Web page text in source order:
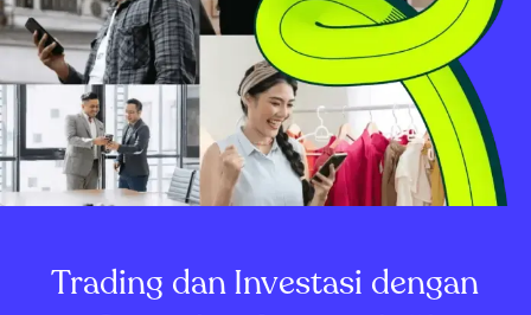
Trading dan Investasi dengan